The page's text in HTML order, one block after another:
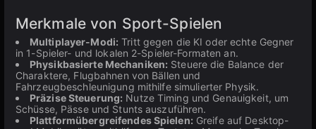
Merkmale von Sport-Spielen
Multiplayer-Modi: Tritt gegen die KI oder echte Gegner
in 1-Spieler- und lokalen 2-Spieler-Formaten an.
Physikbasierte Mechaniken: Steuere die Balance der
Charaktere, Flugbahnen von Bällen und
Fahrzeugbeschleunigung mithilfe simulierter Physik.
Präzise Steuerung: Nutze Timing und Genauigkeit, um
Schüsse, Pässe und Stunts auszuführen.
Plattformübergreifendes Spielen: Greife auf Desktop-